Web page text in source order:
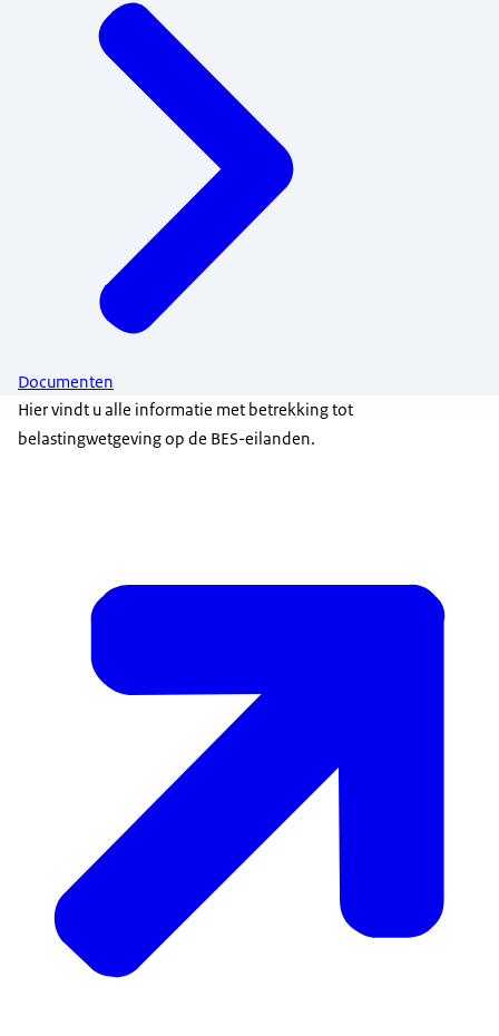
Documenten
Hier vindt u alle informatie met betrekking tot
belastingwetgeving op de BES-eilanden.